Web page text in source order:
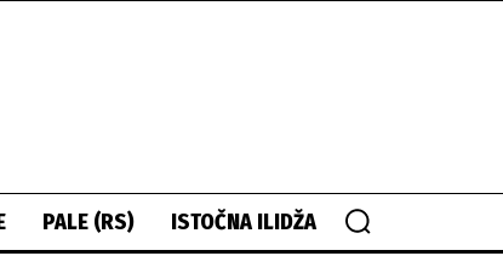
PALE (RS) ISTOČNA ILIDŽA